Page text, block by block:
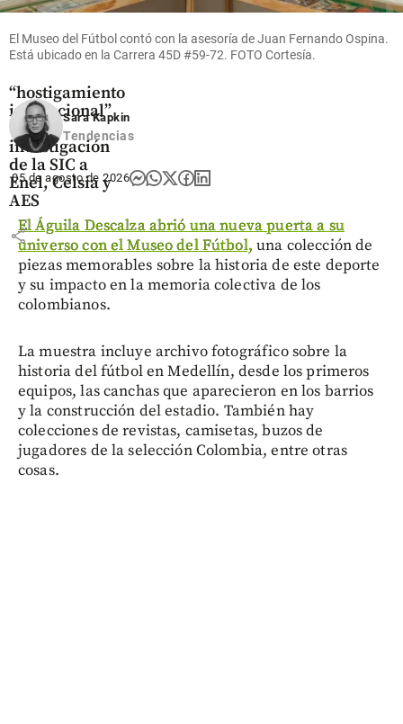
Economía
Acolgen
denuncia
“hostigamiento
institucional”
tras
investigación
de la SIC a
Enel, Celsia y
AES
share
El Museo del Fútbol contó con la asesoría de Juan Fernando Ospina.
Está ubicado en la Carrera 45D #59-72. FOTO Cortesía.
Sara Kapkin
Tendencias
05 de agosto de 2026
El Águila Descalza abrió una nueva puerta a su
universo con el Museo del Fútbol, una colección de
piezas memorables sobre la historia de este deporte
y su impacto en la memoria colectiva de los
colombianos.
La muestra incluye archivo fotográfico sobre la
historia del fútbol en Medellín, desde los primeros
equipos, las canchas que aparecieron en los barrios
y la construcción del estadio. También hay
colecciones de revistas, camisetas, buzos de
jugadores de la selección Colombia, entre otras
cosas.